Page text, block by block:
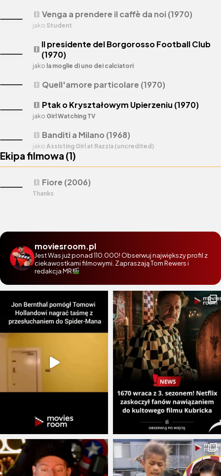
theaters Venga a prendere il caffè da noi (1970)
jako Student
theaters Il presidente del Borgorosso Football Club
(1970)
jako la moglie di uno dei calciatori
theaters Banditi a Milano (1968)
jako Assisting Girl at Razzia (uncredited)
theaters Quell'amore particolare (1970)
theaters Ptak o Kryształowym Upierzeniu (1970)
jako Girl Watching TV
Ekipa filmowa (1)
theaters Fiore (2006)
Thanks
moviesroom.pl
Jest Was już ponad 110.000! Obserwuj największy profil z
ciekawostkami filmowymi. Zapraszają Tom Rewers i
redakcja MR